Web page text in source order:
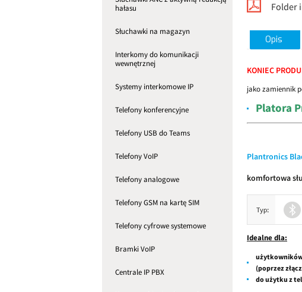
hałasu
Słuchawki na magazyn
Interkomy do komunikacji
wewnętrznej
Systemy interkomowe IP
Telefony konferencyjne
Telefony USB do Teams
Telefony VoIP
Telefony analogowe
Telefony GSM na kartę SIM
Telefony cyfrowe systemowe
Bramki VoIP
Centrale IP PBX
Folder
Opis
KONIEC
jako zamiennik
Platora
Plantronics
komfortowa
Idealne dla:
użytkowników
(poprzez
do użytku z